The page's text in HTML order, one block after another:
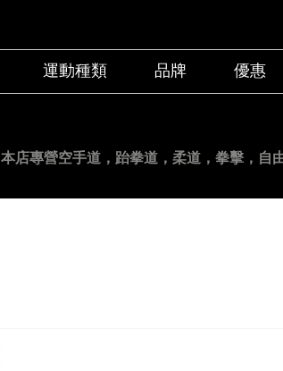
運動種類 品牌 優惠
本店專營空手道，跆拳道，柔道，拳擊，自